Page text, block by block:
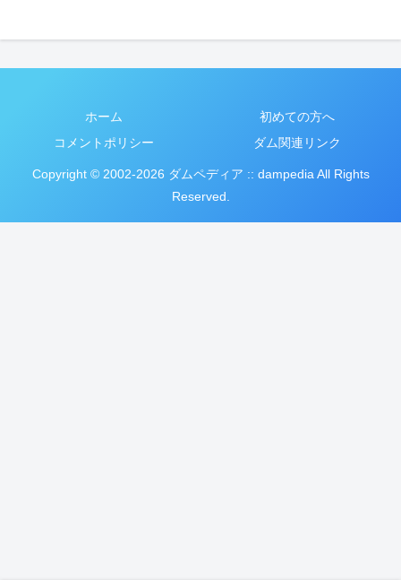
ホーム
初めての方へ
コメントポリシー
ダム関連リンク
Copyright © 2002-2026 ダムペディア :: dampedia All Rights
Reserved.